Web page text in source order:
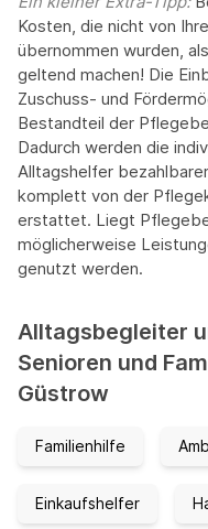
Kosten, die nicht von
übernommen wurden,
geltend machen! Die
Zuschuss- und
Bestandteil der
Dadurch werden die
Alltagshelfer
komplett von der
erstattet. Liegt
möglicherweise
genutzt werden.
Alltagsbegleiter
Senioren und
Güstrow
Familienhilfe
Einkaufshelfer